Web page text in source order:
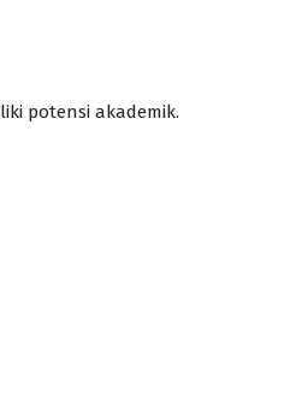
potensi akademik.